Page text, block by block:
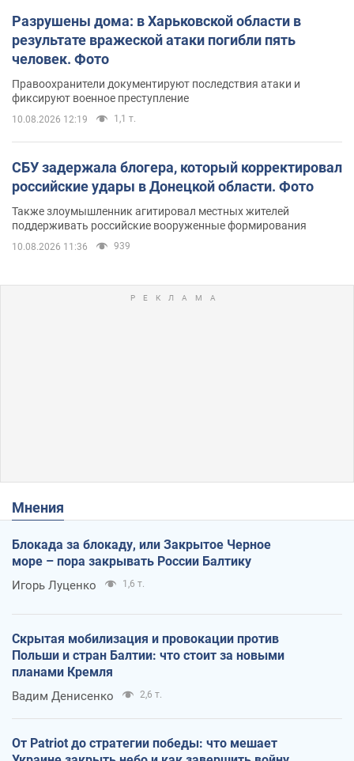
Разрушены дома: в Харьковской области в
результате вражеской атаки погибли пять
человек. Фото
Правоохранители документируют последствия атаки и
фиксируют военное преступление
10.08.2026 12:19 1,1 т.
СБУ задержала блогера, который корректировал
российские удары в Донецкой области. Фото
Также злоумышленник агитировал местных жителей
поддерживать российские вооруженные формирования
10.08.2026 11:36 939
Мнения
Блокада за блокаду, или Закрытое Черное
море – пора закрывать России Балтику
Игорь Луценко 1,6 т.
Скрытая мобилизация и провокации против
Польши и стран Балтии: что стоит за новыми
планами Кремля
Вадим Денисенко 2,6 т.
От Patriot до стратегии победы: что мешает